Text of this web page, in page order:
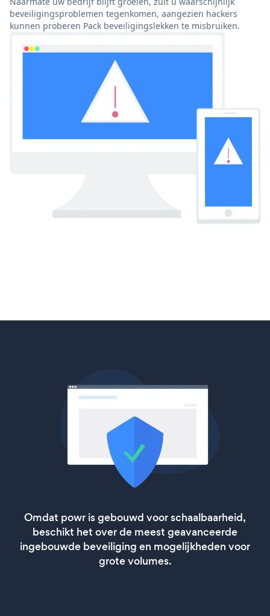
beveiligingsproblemen tegenkomen, aangezien hackers
kunnen proberen Pack beveiligingslekken te misbruiken.
Omdat powr is gebouwd voor schaalbaarheid,
beschikt het over de meest geavanceerde
ingebouwde beveiliging en mogelijkheden voor
grote volumes.